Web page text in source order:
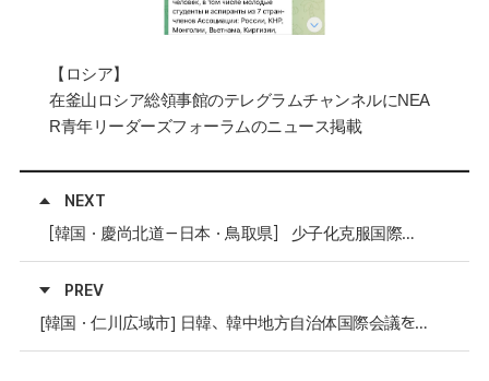
【ロシア】
在釜山ロシア総領事館のテレグラムチャンネルにNEA
R青年リーダーズフォーラムのニュース掲載
NEXT
［韓国・慶尚北道－日本・鳥取県］ 少子化克服国際フォーラム開催
PREV
[韓国・仁川広域市] 日韓、韓中地方自治体国際会議を開催予定